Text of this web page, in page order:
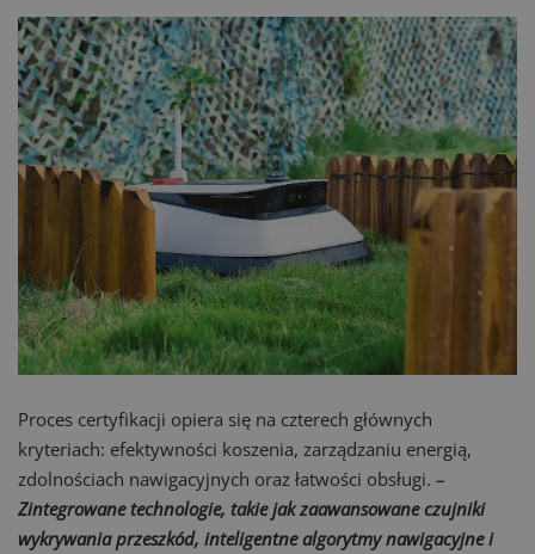
Proces certyfikacji opiera się na czterech głównych
kryteriach: efektywności koszenia, zarządzaniu energią,
zdolnościach nawigacyjnych oraz łatwości obsługi. –
Zintegrowane technologie, takie jak zaawansowane czujniki
wykrywania przeszkód, inteligentne algorytmy nawigacyjne i